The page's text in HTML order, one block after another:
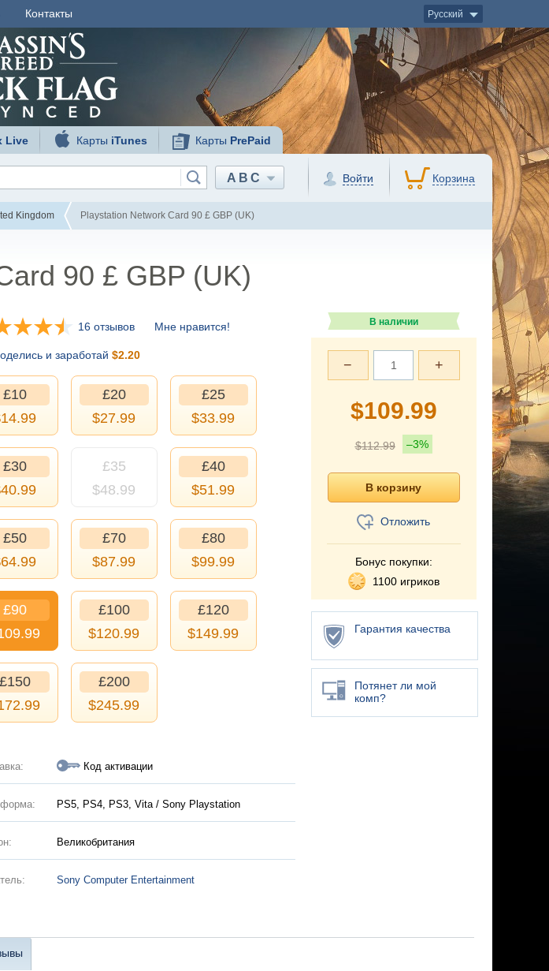
Контакты Русский
Live Карты iTunes Карты PrePaid
ABC Войти Корзина
Kingdom Playstation Network Card 90 £ GBP (UK)
90 £ GBP (UK)
16 отзывов Мне нравится!
и заработай $2.20
£10
14.99
£20
$27.99
£25
$33.99
£30
40.99
£35
$48.99
£40
$51.99
£50
64.99
£70
$87.99
£80
$99.99
£90
£100
$120.99
£120
$149.99
£150
£200
$245.99
Код активации
PS5, PS4, PS3, Vita / Sony Playstation
Великобритания
Sony Computer Entertainment
В наличии
+
−
$109.99
$112.99 –3%
Отложить
Бонус покупки:
1100 игриков
Гарантия качества
Потянет ли мой
комп?